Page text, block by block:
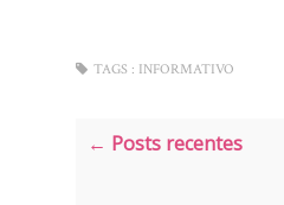
TAGS : INFORMATIVO
← Posts recentes